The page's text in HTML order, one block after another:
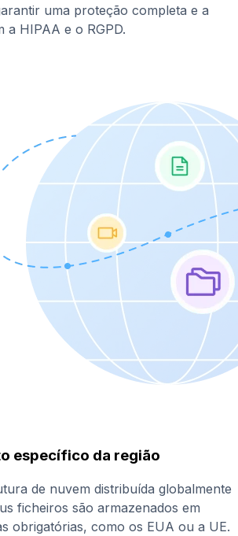
uma proteção completa e a
a HIPAA e o RGPD.
específico da região
de nuvem distribuída globalmente
ficheiros são armazenados em
obrigatórias, como os EUA ou a UE.